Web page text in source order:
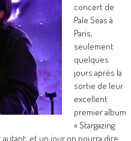
concert de
Pale Seas à
Paris,
seulement
quelques
jours après la
sortie de leur
excellent
premier album
« Stargazing
autant, et un jour on pourra dire